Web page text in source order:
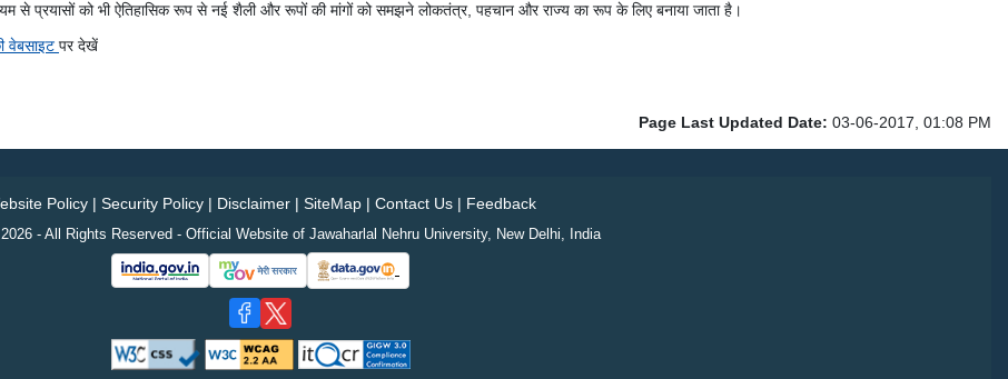
से प्रयासों को भी ऐतिहासिक रूप से नई शैली और रूपों की मांगों को समझने लोकतंत्र, पहचान और राज्य का रूप के लिए बनाया जाता है।
वेबसाइट पर देखें
Page Last Updated Date: 03-06-2017, 01:08 PM
Policy| Security Policy| Disclaimer| SiteMap| Contact Us| Feedback
- All Rights Reserved - Official Website of Jawaharlal Nehru University, New Delhi, India